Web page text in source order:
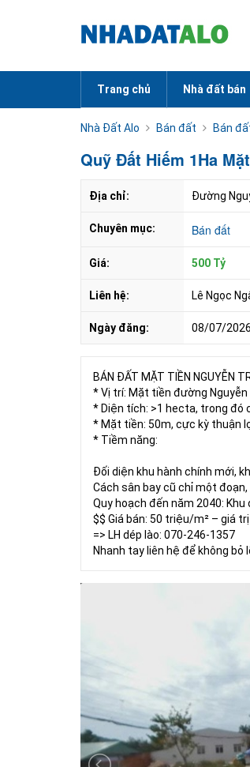
Trang chủ Nhà đất bán
Nhà Đất Alo Bán đất Bán
Quỹ Đất Hiếm 1Ha
Địa chỉ: Đường
Chuyên mục: Bán đất
Giá: 500 Tỷ
Liên hệ: Lê Ngọc
Ngày đăng: 08/07/2026
BÁN ĐẤT MẶT TIỀN NGUYỄN
* Vị trí: Mặt tiền đường
* Diện tích: >1 hecta, trong đó
* Mặt tiền: 50m, cực kỳ thuận
* Tiềm năng:
Đối diện khu hành chính mới,
Cách sân bay cũ chỉ một
Quy hoạch đến năm 2040:
$$ Giá bán: 50 triệu/m² – giá
=> LH dép lào: 070-246-1357
Nhanh tay liên hệ để không